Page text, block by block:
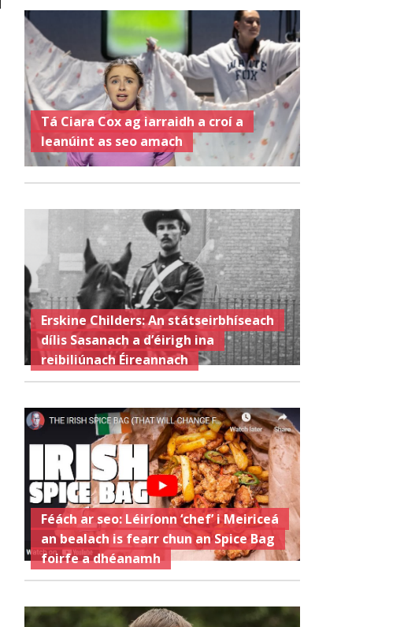
Tá Ciara Cox ag iarraidh a croí a
leanúint as seo amach
Erskine Childers: An státseirbhíseach
dílis Sasanach a d’éirigh ina
reibiliúnach Éireannach
Féách ar seo: Léiríonn ‘chef’ i Meiriceá
an bealach is fearr chun an Spice Bag
foirfe a dhéanamh